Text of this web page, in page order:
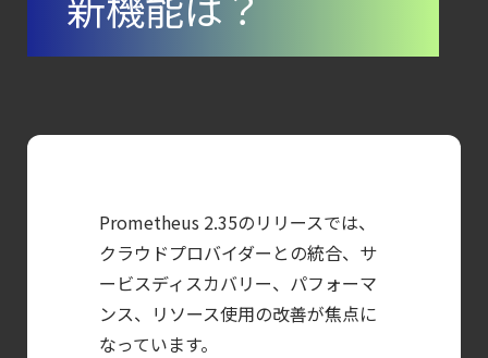
CSPMとは？
第4回： Sysdig・
JP1・
Illumio連携における自動隔離検証
―
Prometheus 2.35のリリースでは、
クラウドプロバイダーとの統合、サ
ービスディスカバリー、パフォーマ
ンス、リソース使用の改善が焦点に
なっています。